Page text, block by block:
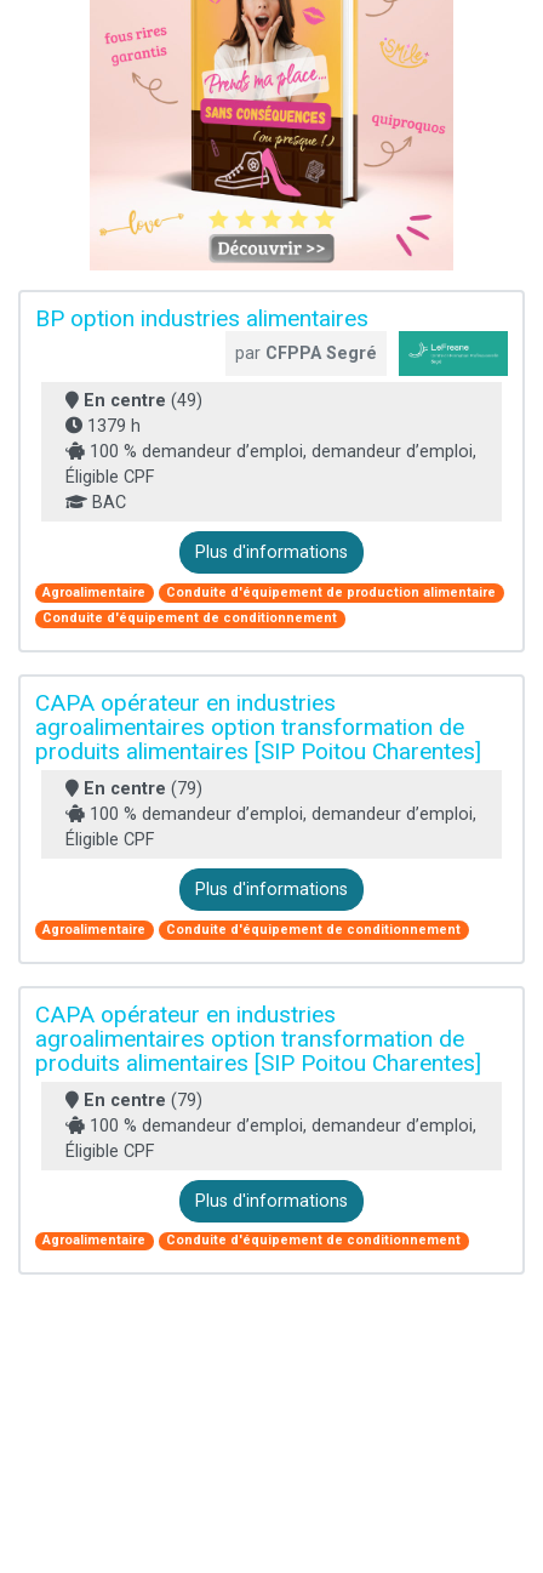
BP option industries alimentaires
par CFPPA Segré
En centre (49)
1379 h
100 % demandeur d’emploi, demandeur d’emploi,
Éligible CPF
BAC
Plus d'informations
Agroalimentaire
Conduite d'équipement de production alimentaire
Conduite d'équipement de conditionnement
CAPA opérateur en industries
agroalimentaires option transformation de
produits alimentaires [SIP Poitou Charentes]
En centre (79)
100 % demandeur d’emploi, demandeur d’emploi,
Éligible CPF
Plus d'informations
Agroalimentaire Conduite d'équipement de conditionnement
CAPA opérateur en industries
agroalimentaires option transformation de
produits alimentaires [SIP Poitou Charentes]
En centre (79)
100 % demandeur d’emploi, demandeur d’emploi,
Éligible CPF
Plus d'informations
Agroalimentaire Conduite d'équipement de conditionnement